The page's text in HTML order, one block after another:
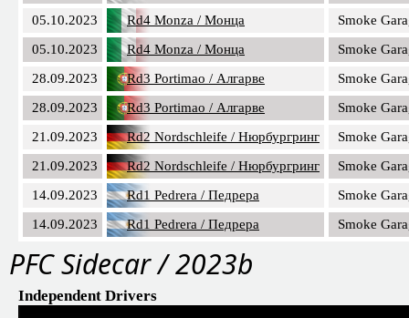
05.10.2023
Rd4 Monza / Монца
Smoke
05.10.2023
Rd4 Monza / Монца
Smoke
28.09.2023
Rd3 Portimao / Алгарве
Smoke
28.09.2023
Rd3 Portimao / Алгарве
Smoke
21.09.2023
Rd2 Nordschleife / Нюрбургринг
Smoke
21.09.2023
Rd2 Nordschleife / Нюрбургринг
Smoke
14.09.2023
Rd1 Pedrera / Педрера
Smoke
14.09.2023
Rd1 Pedrera / Педрера Smoke
PFC Sidecar / 2023b
Independent Drivers